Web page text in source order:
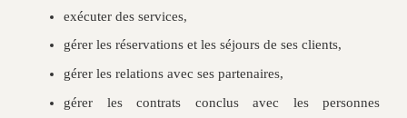
exécuter des services,
gérer les réservations et les séjours de ses clients,
gérer les relations avec ses partenaires,
gérer les contrats conclus avec les personnes